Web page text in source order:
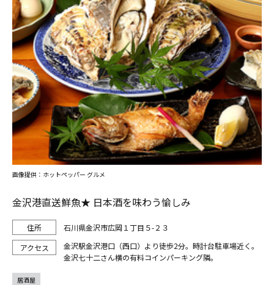
金沢港直送鮮魚★ 日本酒を味わう愉しみ
石川県金沢市広岡１丁目５-２３
金沢駅金沢港口（西口）より徒歩2分。時計台駐車場近く。
金沢七十二さん横の有料コインパーキング隣。
画像提供：ホットペッパー グルメ
居酒屋